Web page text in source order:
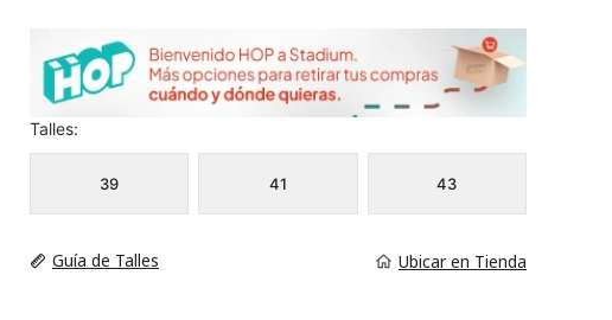
Talles:
39 41 43
Guía de Talles Ubicar en Tienda